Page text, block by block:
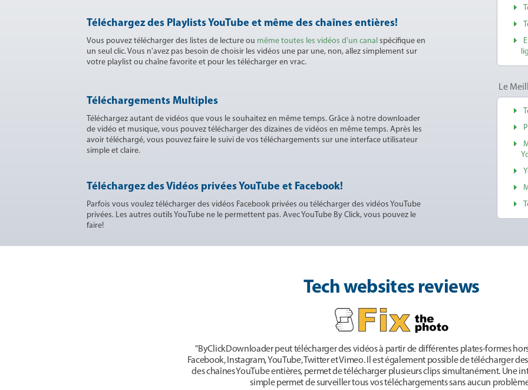
Téléchargez des Playlists YouTube et même des chaînes entières!
Vous pouvez télécharger des listes de lecture ou même toutes les vidéos d'un canal spécifique en
un seul clic. Vous n'avez pas besoin de choisir les vidéos une par une, non, allez simplement sur
votre playlist ou chaîne favorite et pour les télécharger en vrac.
Téléchargements Multiples
Téléchargez autant de vidéos que vous le souhaitez en même temps. Grâce à notre downloader
de vidéo et musique, vous pouvez télécharger des dizaines de vidéos en même temps. Après les
avoir téléchargé, vous pouvez faire le suivi de vos téléchargements sur une interface utilisateur
simple et claire.
Téléchargez des Vidéos privées YouTube et Facebook!
Parfois vous voulez télécharger des vidéos Facebook privées ou télécharger des vidéos YouTube
privées. Les autres outils YouTube ne le permettent pas. Avec YouTube By Click, vous pouvez le
faire!
Le
Tech websites reviews
"ByClickDownloader peut télécharger des vidéos à partir de différentes plates-formes
Facebook, Instagram, YouTube, Twitter et Vimeo. Il est également possible de télécharger
des chaînes YouTube entières, permet de télécharger plusieurs clips simultanément. Une
simple permet de surveiller tous vos téléchargements sans aucun